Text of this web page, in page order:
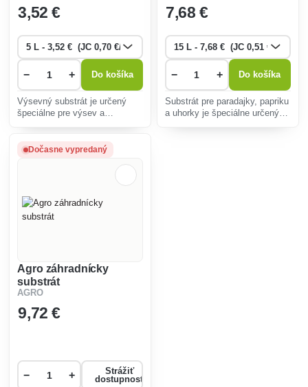
3,52 €
− + Do košíka
Výsevný substrát je určený
špeciálne pre výsev a
7,68 €
− + Do košíka
Substrát pre paradajky, papriku
a uhorky je špeciálne určený
Dočasne vypredaný
Agro záhradnícky
substrát
AGRO
9,72 €
− +
Strážiť
dostupnosť